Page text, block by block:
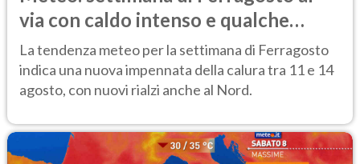
via con caldo intenso e qualche
temporale
La tendenza meteo per la settimana di Ferragosto
indica una nuova impennata della calura tra 11 e 14
agosto, con nuovi rialzi anche al Nord.